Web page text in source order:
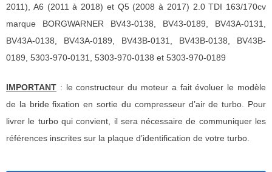
2011), A6 (2011 à 2018) et Q5 (2008 à 2017) 2.0 TDI 163/170cv
marque BORGWARNER BV43-0138, BV43-0189, BV43A-0131,
BV43A-0138, BV43A-0189, BV43B-0131, BV43B-0138, BV43B-
0189, 5303-970-0131, 5303-970-0138 et 5303-970-0189
IMPORTANT : le constructeur du moteur a fait évoluer le modèle
de la bride fixation en sortie du compresseur d’air de turbo. Pour
livrer le turbo qui convient, il sera nécessaire de communiquer les
références inscrites sur la plaque d’identification de votre turbo.